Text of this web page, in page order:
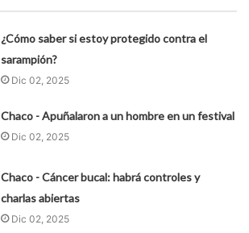
¿Cómo saber si estoy protegido contra el
sarampión?
Dic 02, 2025
Chaco - Apuñalaron a un hombre en un festival
Dic 02, 2025
Chaco - Cáncer bucal: habrá controles y
charlas abiertas
Dic 02, 2025